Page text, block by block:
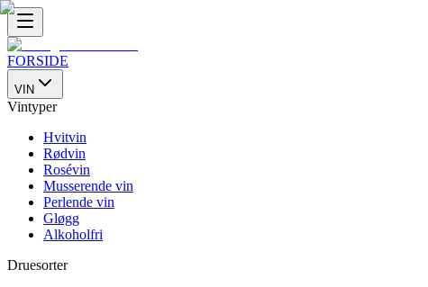
FORSIDE
VIN
Vintyper
Hvitvin
Rødvin
Rosévin
Musserende vin
Perlende vin
Gløgg
Alkoholfri
Druesorter